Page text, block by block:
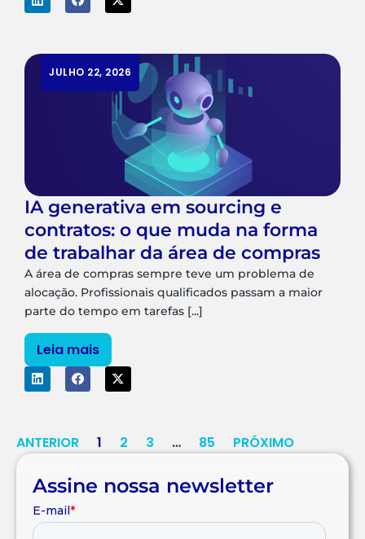
JULHO 22, 2026
IA generativa em sourcing e
contratos: o que muda na forma
de trabalhar da área de compras
A área de compras sempre teve um problema de
alocação. Profissionais qualificados passam a maior
parte do tempo em tarefas [...]
Leia mais
ANTERIOR 1 2 3 … 85 PRÓXIMO
Assine nossa newsletter